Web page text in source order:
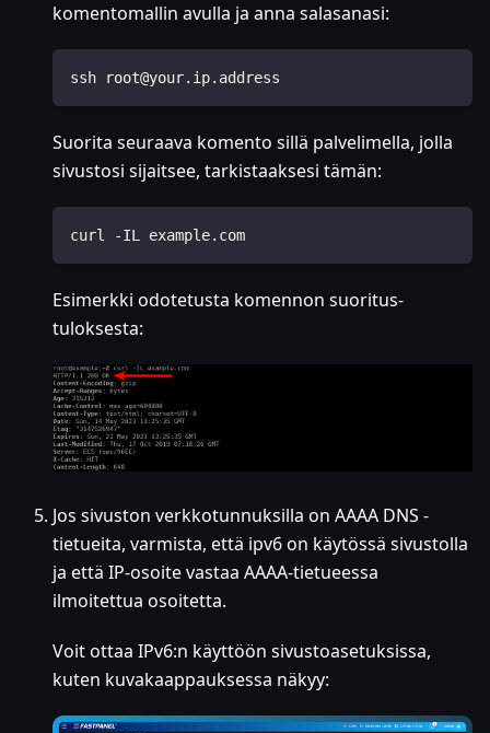
komentomallin avulla ja anna salasanasi:
ssh root@your.ip.address
Suorita seuraava komento sillä palvelimella, jolla
sivustosi sijaitsee, tarkistaaksesi tämän:
curl -IL example.com
Esimerkki odotetusta komennon suoritus­
tuloksesta:
Jos sivuston verkkotunnuksilla on AAAA DNS -
tietueita, varmista, että ipv6 on käytössä sivustolla
ja että IP-osoite vastaa AAAA-tietueessa
ilmoitettua osoitetta.
Voit ottaa IPv6:n käyttöön sivustoasetuksissa,
kuten kuvakaappauksessa näkyy: